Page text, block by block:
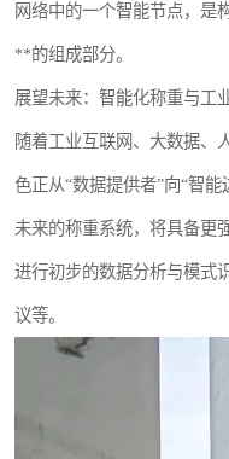
网络中的一个智能节点，是
**的组成部分。
展望未来：智能化称重与工
随着工业互联网、大数据、
色正从“数据提供者”向“智能
未来的称重系统，将具备更
进行初步的数据分析与模式
议等。